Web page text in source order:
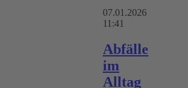
07.01.2026
11:41
Abfälle
im
Alltag